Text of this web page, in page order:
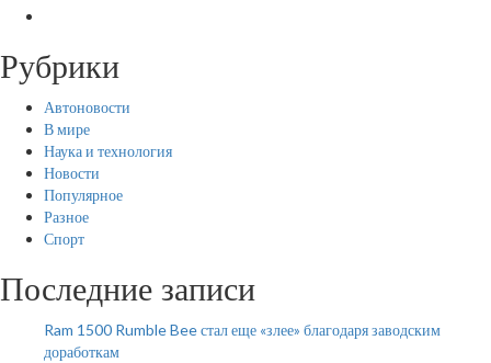
Рубрики
Автоновости
В мире
Наука и технология
Новости
Популярное
Разное
Спорт
Последние записи
Ram 1500 Rumble Bee стал еще «злее» благодаря заводским
доработкам